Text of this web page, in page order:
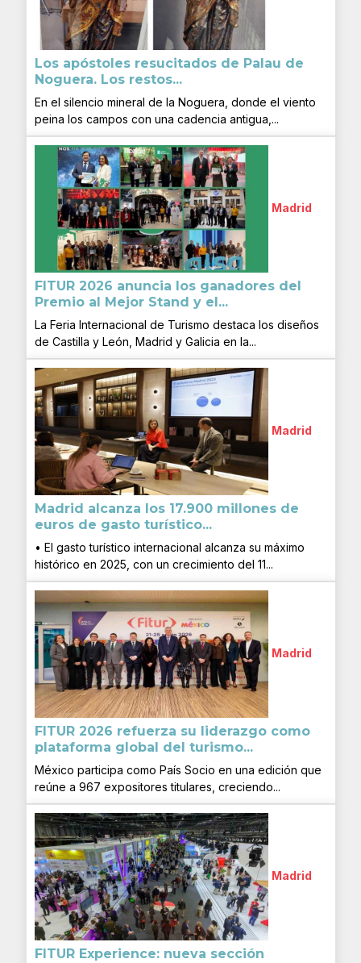
Los apóstoles resucitados de Palau de
Noguera. Los restos...
En el silencio mineral de la Noguera, donde el viento
peina los campos con una cadencia antigua,...
Madrid
FITUR 2026 anuncia los ganadores del
Premio al Mejor Stand y el...
La Feria Internacional de Turismo destaca los diseños
de Castilla y León, Madrid y Galicia en la...
Madrid
Madrid alcanza los 17.900 millones de
euros de gasto turístico...
• El gasto turístico internacional alcanza su máximo
histórico en 2025, con un crecimiento del 11...
Madrid
FITUR 2026 refuerza su liderazgo como
plataforma global del turismo...
México participa como País Socio en una edición que
reúne a 967 expositores titulares, creciendo...
Madrid
FITUR Experience: nueva sección